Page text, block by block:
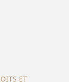
ET